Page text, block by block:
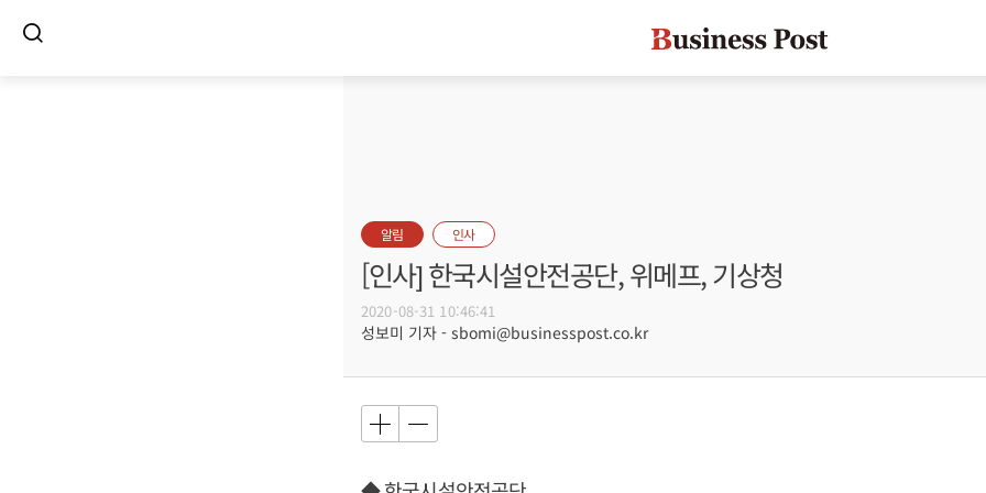
알림 인사
[인사] 한국시설안전공단, 위메프, 기상청
2020-08-31 10:46:41
성보미 기자 - sbomi@businesspost.co.kr